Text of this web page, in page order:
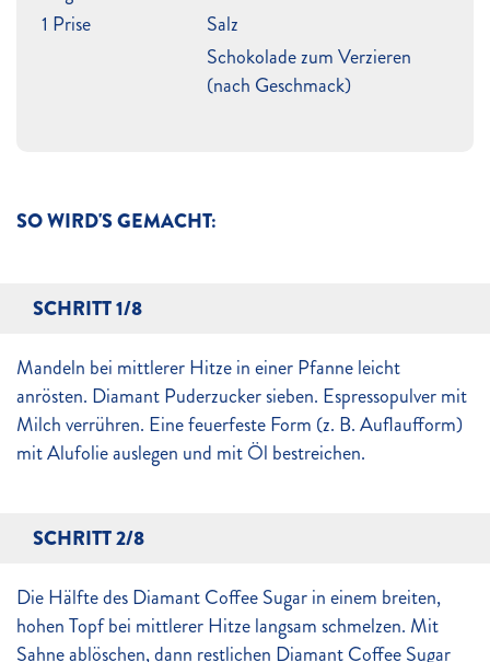
SO WIRD'S GEMACHT:
SCHRITT 1/8
Mandeln bei mittlerer Hitze in einer Pfanne leicht
anrösten. Diamant Puderzucker sieben. Espressopulver mit
Milch verrühren. Eine feuerfeste Form (z. B. Auflaufform)
mit Alufolie auslegen und mit Öl bestreichen.
SCHRITT 2/8
Die Hälfte des Diamant Coffee Sugar in einem breiten,
hohen Topf bei mittlerer Hitze langsam schmelzen. Mit
Sahne ablöschen, dann restlichen Diamant Coffee Sugar
1 Prise
Salz
Schokolade zum Verzieren
(nach Geschmack)